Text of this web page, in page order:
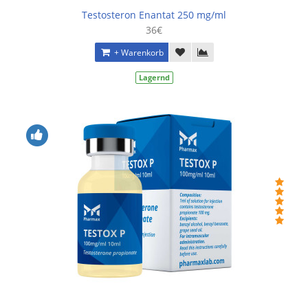
Testosteron Enantat 250 mg/ml
36€
+ Warenkorb
Lagernd